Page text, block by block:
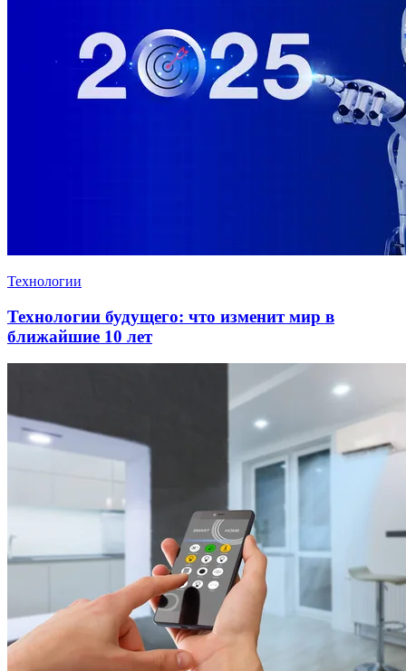
Технологии
Технологии будущего: что изменит мир в
ближайшие 10 лет